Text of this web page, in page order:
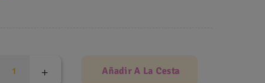
Añadir A La Cesta